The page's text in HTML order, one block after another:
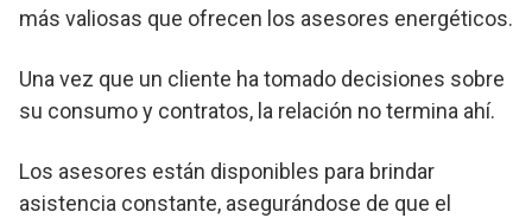
más valiosas que ofrecen los asesores energéticos.
Una vez que un cliente ha tomado decisiones sobre
su consumo y contratos, la relación no termina ahí.
Los asesores están disponibles para brindar
asistencia constante, asegurándose de que el